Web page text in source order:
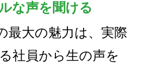
な声を聞ける
最大の魅力は、実際
社員から生の声を